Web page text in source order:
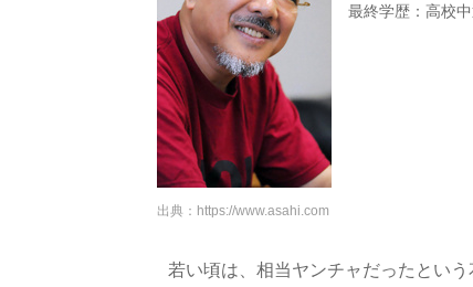
最終学歴：高校
出典： https://www.asahi.com
若い頃は、相当ヤンチャだったとい